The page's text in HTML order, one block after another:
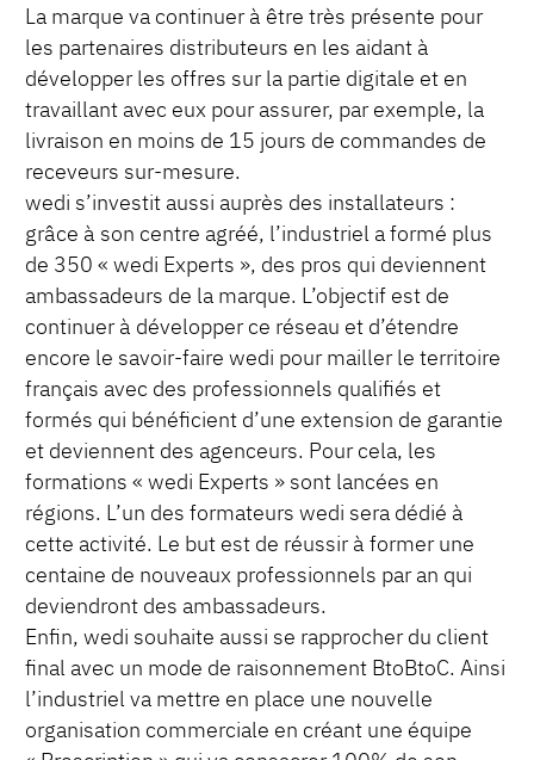
La marque va continuer à être très présente pour
les partenaires distributeurs en les aidant à
développer les offres sur la partie digitale et en
travaillant avec eux pour assurer, par exemple, la
livraison en moins de 15 jours de commandes de
receveurs sur-mesure.
wedi s’investit aussi auprès des installateurs :
grâce à son centre agréé, l’industriel a formé plus
de 350 « wedi Experts », des pros qui deviennent
ambassadeurs de la marque. L’objectif est de
continuer à développer ce réseau et d’étendre
encore le savoir-faire wedi pour mailler le territoire
français avec des professionnels qualifiés et
formés qui bénéficient d’une extension de garantie
et deviennent des agenceurs. Pour cela, les
formations « wedi Experts » sont lancées en
régions. L’un des formateurs wedi sera dédié à
cette activité. Le but est de réussir à former une
centaine de nouveaux professionnels par an qui
deviendront des ambassadeurs.
Enfin, wedi souhaite aussi se rapprocher du client
final avec un mode de raisonnement BtoBtoC. Ainsi
l’industriel va mettre en place une nouvelle
organisation commerciale en créant une équipe